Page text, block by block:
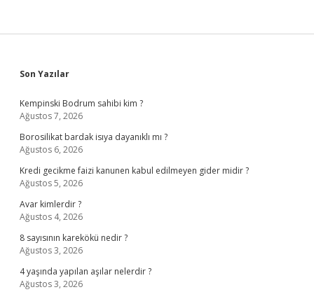
Sidebar
Son Yazılar
Kempinski Bodrum sahibi kim ?
Ağustos 7, 2026
Borosilikat bardak isıya dayanıklı mı ?
Ağustos 6, 2026
Kredi gecikme faizi kanunen kabul edilmeyen gider midir ?
Ağustos 5, 2026
Avar kimlerdir ?
Ağustos 4, 2026
8 sayısının karekökü nedir ?
Ağustos 3, 2026
4 yaşında yapılan aşılar nelerdir ?
Ağustos 3, 2026